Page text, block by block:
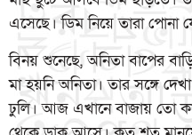
এসেছে। ডিম নিয়ে তারা পোনা
বিনয় শুনেছে, অনিতা বাপের
মা হয়নি অনিতা। তার সঙ্গে
ঢুলি। আজ এখানে বাজায় তো